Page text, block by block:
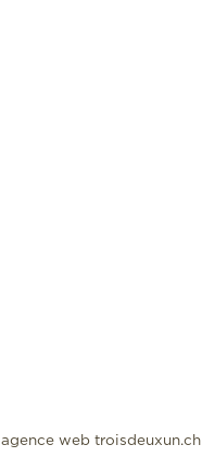
agence web troisdeuxun.ch